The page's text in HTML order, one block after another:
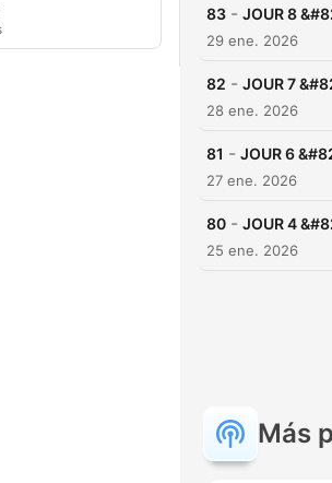
83 - JOUR 8
29 ene. 2026
82 - JOUR 7
28 ene. 2026
81 - JOUR 6
27 ene. 2026
80 - JOUR 4
25 ene. 2026
Más